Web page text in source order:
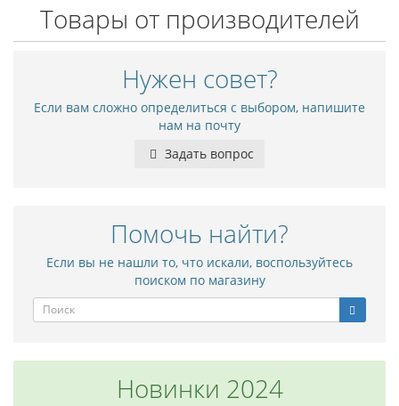
Товары от производителей
Нужен совет?
Если вам сложно определиться с выбором, напишите
нам на почту
Задать вопрос
Помочь найти?
Если вы не нашли то, что искали, воспользуйтесь
поиском по магазину
Новинки 2024